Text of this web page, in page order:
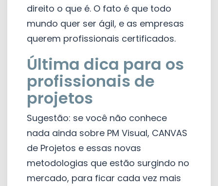
direito o que é. O fato é que todo
mundo quer ser ágil, e as empresas
querem profissionais certificados.
Última dica para os
profissionais de
projetos
Sugestão: se você não conhece
nada ainda sobre PM Visual, CANVAS
de Projetos e essas novas
metodologias que estão surgindo no
mercado, para ficar cada vez mais